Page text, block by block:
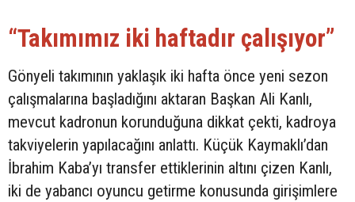
“Takımımız iki haftadır çalışıyor”
Gönyeli takımının yaklaşık iki hafta önce yeni sezon
çalışmalarına başladığını aktaran Başkan Ali Kanlı,
mevcut kadronun korunduğuna dikkat çekti, kadroya
takviyelerin yapılacağını anlattı. Küçük Kaymaklı’dan
İbrahim Kaba’yı transfer ettiklerinin altını çizen Kanlı,
iki de yabancı oyuncu getirme konusunda girişimlere